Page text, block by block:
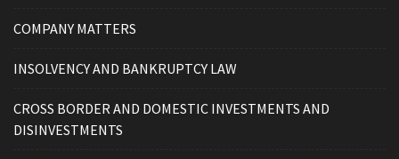
COMPANY MATTERS
INSOLVENCY AND BANKRUPTCY LAW
CROSS BORDER AND DOMESTIC INVESTMENTS AND
DISINVESTMENTS